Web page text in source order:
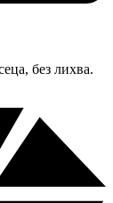
без лихва.